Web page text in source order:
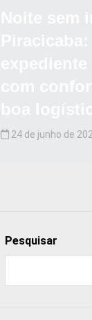
24 de junho de
Pesquisar